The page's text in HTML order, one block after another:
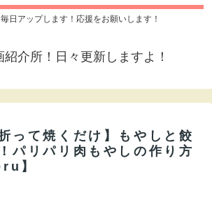
日アップします！応援をお願いします！
紹介所！日々更新しますよ！
って焼くだけ】もやしと餃
パリパリ肉もやしの作り方
】